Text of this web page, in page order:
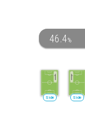
46.4%
Side
Side